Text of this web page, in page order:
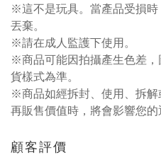
※這不是玩具。當產品受損
丟棄。
※請在成人監護下使用。
※商品可能因拍攝產生色差
貨樣式為準。
※商品如經拆封、使用、拆
再販售價值時，將會影響您的
顧客評價